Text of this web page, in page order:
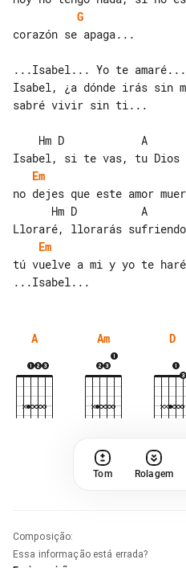
G
corazón se apaga...
...Isabel... Yo te amaré...
Isabel, ¿a dónde irás sin
sabré vivir sin ti...
Em
no dejes que este amor
Em
tú vuelve a mi y yo te
A Am D
Tom Rolagem
Composição:
Essa informação está errada?